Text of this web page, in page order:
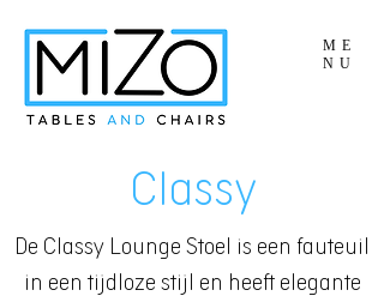
ME
NU
Classy
De Classy Lounge Stoel is een fauteuil
in een tijdloze stijl en heeft elegante